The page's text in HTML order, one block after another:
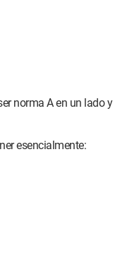
norma A en un lado y
esencialmente: